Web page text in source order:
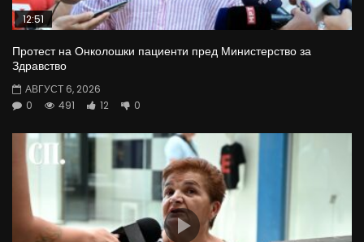
12:51
Протест на Онколошки пациенти пред Министерство за
Здравство
АВГУСТ 6, 2026
0
491 12 0